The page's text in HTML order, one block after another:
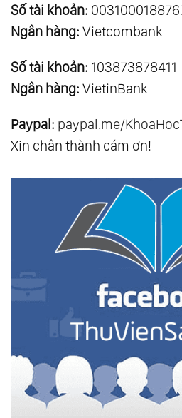
Số tài khoản:
Ngân hàng: Vietcombank
Số tài khoản: 103873878411
Ngân hàng: VietinBank
Paypal: paypal.me/
Xin chân thành cám ơn!